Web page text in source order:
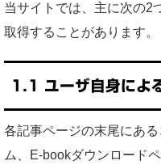
当サイトでは、主に次の2
取得することがあります。
1.1 ユーザ自身によ
各記事ページの末尾にあ
ム、E-bookダウンロード